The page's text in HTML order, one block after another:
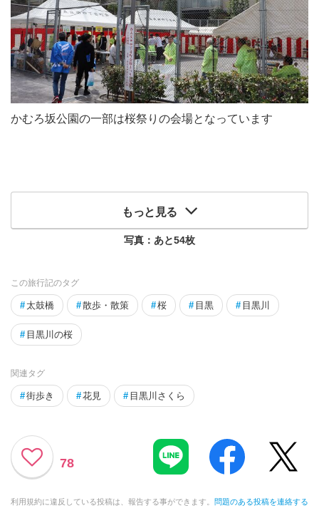
かむろ坂公園の一部は桜祭りの会場となっています
もっと見る
写真：あと54枚
この旅行記のタグ
#太鼓橋 #散歩・散策 #桜 # 目黒 # 目黒川
# 目黒川の桜
関連タグ
#街歩き #花見 # 目黒川さくら
78
利用規約に違反している投稿は、報告する事ができます。 問題のある投稿を連絡する